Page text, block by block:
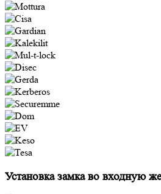
Установка замка во входную